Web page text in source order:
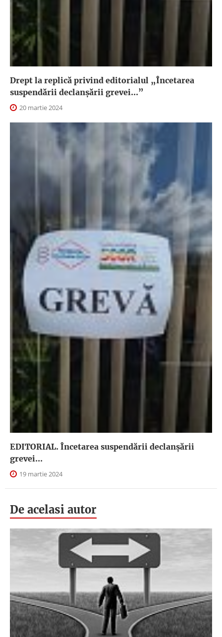
Drept la replică privind editorialul „Încetarea
suspendării declanşării grevei...”
20 martie 2024
EDITORIAL. Încetarea suspendării declanşării
grevei...
19 martie 2024
De acelasi autor